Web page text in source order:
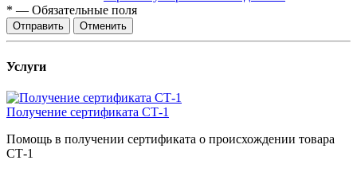
* — Обязательные поля
Отправить Отменить
Услуги
Получение сертификата СТ-1
Помощь в получении сертификата о происхождении товара
СТ-1